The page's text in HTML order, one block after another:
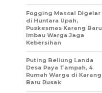
Fogging Massal Digelar
di Huntara Upah,
Puskesmas Karang Baru
Imbau Warga Jaga
Kebersihan
Puting Beliung Landa
Desa Paya Tampah, 4
Rumah Warga di Karang
Baru Rusak